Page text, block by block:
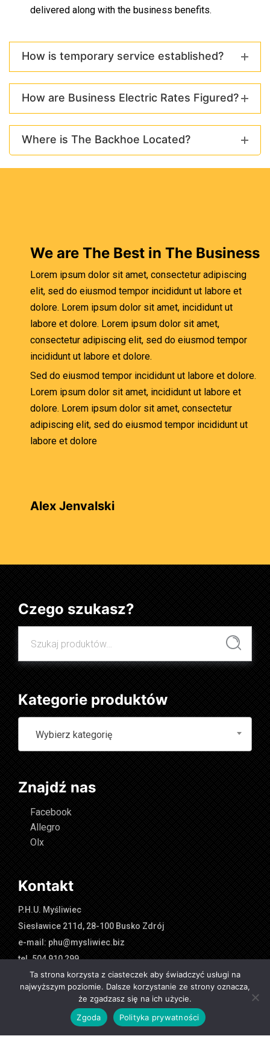
delivered along with the business benefits.
How is temporary service established?
How are Business Electric Rates Figured?
Where is The Backhoe Located?
We are The Best in The Business
Lorem ipsum dolor sit amet, consectetur adipiscing
elit, sed do eiusmod tempor incididunt ut labore et
dolore. Lorem ipsum dolor sit amet, incididunt ut
labore et dolore. Lorem ipsum dolor sit amet,
consectetur adipiscing elit, sed do eiusmod tempor
incididunt ut labore et dolore.
Sed do eiusmod tempor incididunt ut labore et dolore.
Lorem ipsum dolor sit amet, incididunt ut labore et
dolore. Lorem ipsum dolor sit amet, consectetur
adipiscing elit, sed do eiusmod tempor incididunt ut
labore et dolore
Alex Jenvalski
Czego szukasz?
Szukaj:
Szukaj
Kategorie produktów
Wybierz kategorię
Znajdź nas
Facebook
Allegro
Olx
Kontakt
P.H.U. Myśliwiec
Siesławice 211d, 28-100 Busko Zdrój
e-mail: phu@mysliwiec.biz
tel. 504 910 299
Przedstawiona oferta cenowa ma charakter informacyjny i nie
stanowi oferty handlowej w rozumieniu Art.66 par.1 Kodeksu
Cywilnego. Realizacja: dzialkreatywny.pl & make-net.pl
Ta strona korzysta z ciasteczek aby świadczyć usługi na
najwyższym poziomie. Dalsze korzystanie ze strony oznacza,
że zgadzasz się na ich użycie.
Zgoda
Polityka prywatności